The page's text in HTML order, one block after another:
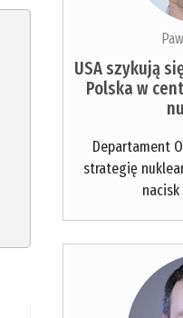
USA szykują
Polska w
Departament
strategię
nacisk